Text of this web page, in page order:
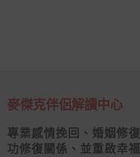
麥傑克伴侶解讀中心
專業感情挽回、婚姻修
功修復關係、並重啟幸